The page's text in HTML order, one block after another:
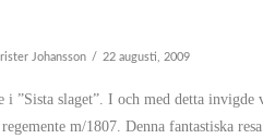
Johansson 22 augusti, 2009
”Sista slaget”. I och med detta invigde
m/1807. Denna fantastiska